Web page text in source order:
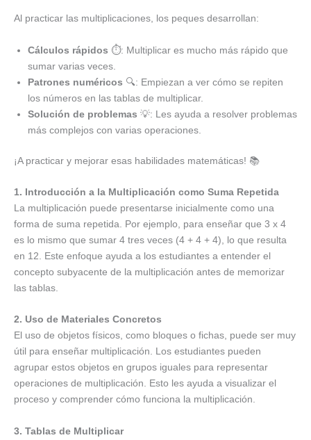
Al practicar las multiplicaciones, los peques desarrollan:
Cálculos rápidos ⏱️: Multiplicar es mucho más rápido que
sumar varias veces.
Patrones numéricos 🔍: Empiezan a ver cómo se repiten
los números en las tablas de multiplicar.
Solución de problemas 💡: Les ayuda a resolver problemas
más complejos con varias operaciones.
¡A practicar y mejorar esas habilidades matemáticas! 📚
1. Introducción a la Multiplicación como Suma Repetida
La multiplicación puede presentarse inicialmente como una
forma de suma repetida. Por ejemplo, para enseñar que 3 x 4
es lo mismo que sumar 4 tres veces (4 + 4 + 4), lo que resulta
en 12. Este enfoque ayuda a los estudiantes a entender el
concepto subyacente de la multiplicación antes de memorizar
las tablas.
2. Uso de Materiales Concretos
El uso de objetos físicos, como bloques o fichas, puede ser muy
útil para enseñar multiplicación. Los estudiantes pueden
agrupar estos objetos en grupos iguales para representar
operaciones de multiplicación. Esto les ayuda a visualizar el
proceso y comprender cómo funciona la multiplicación.
3. Tablas de Multiplicar